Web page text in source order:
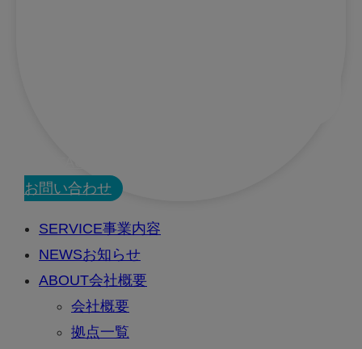
お問い合わせ
SERVICE事業内容
NEWSお知らせ
ABOUT会社概要
会社概要
拠点一覧